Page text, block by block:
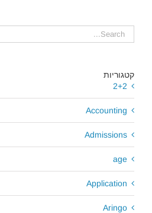
Search
for:
קטגוריות
2+2
Accounting
Admissions
age
Application
Aringo